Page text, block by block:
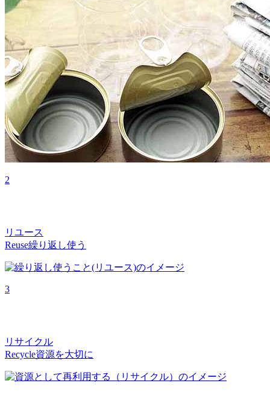
2
リユース
Reuse繰り返し使う
3
リサイクル
Recycle資源を大切に